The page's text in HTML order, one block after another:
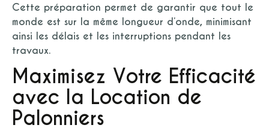
Cette préparation permet de garantir que tout le
monde est sur la même longueur d’onde, minimisant
ainsi les délais et les interruptions pendant les
travaux.
Maximisez Votre Efficacité
avec la Location de
Palonniers